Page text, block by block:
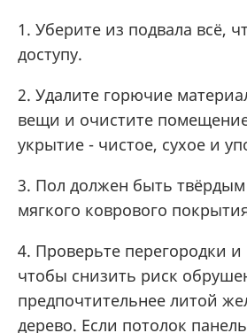
1. Уберите из подвала всё,
доступу.
2. Удалите горючие
вещи и очистите
укрытие - чистое, сухое и
3. Пол должен быть
мягкого коврового
4. Проверьте перегородки
чтобы снизить риск
предпочтительнее литой
дерево. Если потолок